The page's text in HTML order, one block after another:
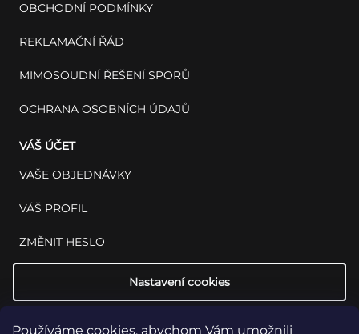
Používáme cookies, abychom Vám umožnili
OBCHODNÍ PODMÍNKY
REKLAMAČNÍ ŘÁD
MIMOSOUDNÍ ŘEŠENÍ SPORŮ
OCHRANA OSOBNÍCH ÚDAJŮ
VÁŠ ÚČET
VAŠE OBJEDNÁVKY
VÁŠ PROFIL
ZMĚNIT HESLO
Nastavení cookies